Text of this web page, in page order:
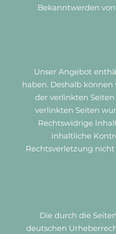
Bekanntwerden
Unser Angebot
haben. Deshalb
der verlinkten
verlinkten Seiten
Rechtswidrige
inhaltliche
Rechtsverletzung
Die durch die
deutschen